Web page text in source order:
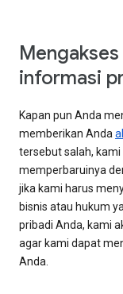
informasi
Kapan pun Anda
memberikan Anda
tersebut salah,
memperbaruinya
jika kami harus
bisnis atau hukum
pribadi Anda, kami
agar kami dapat
Anda.